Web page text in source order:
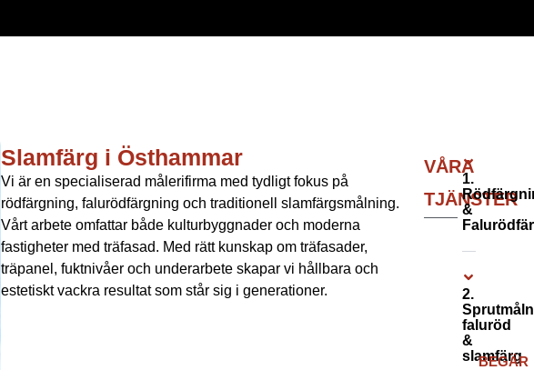
Slamfärg i Östhammar
Vi är en specialiserad målerifirma med tydligt fokus på
rödfärgning, falurödfärgning och traditionell slamfärgsmålning.
Vårt arbete omfattar både kulturbyggnader och moderna
fastigheter med träfasad. Med rätt kunskap om träfasader,
träpanel, fuktnivåer och underarbete skapar vi hållbara och
estetiskt vackra resultat som står sig i generationer.
VÅRA
TJÄNSTER
1.
&
2.
faluröd
&
slamfärg
BEGÄR